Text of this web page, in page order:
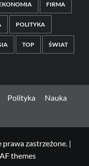
FIRMA
POLITYKA
TOP ŚWIAT
Polityka
Nauka
zastrzeżone. |
themes